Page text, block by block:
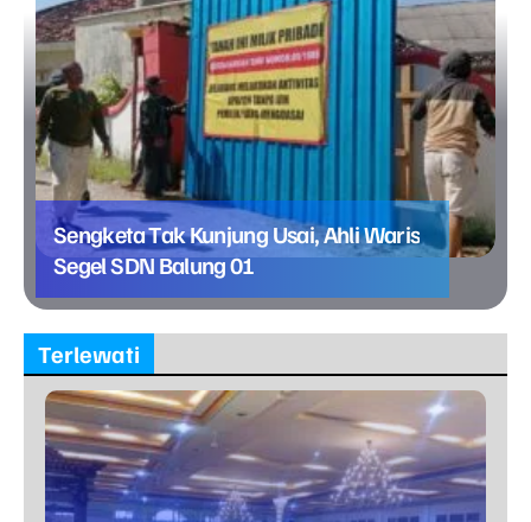
Sengketa Tak Kunjung Usai, Ahli Waris
Segel SDN Balung 01
Terlewati